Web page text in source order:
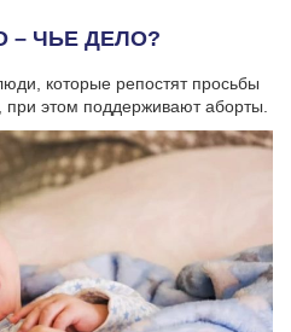
– ЧЬЕ ДЕЛО?
которые репостят просьбы
этом поддерживают аборты.